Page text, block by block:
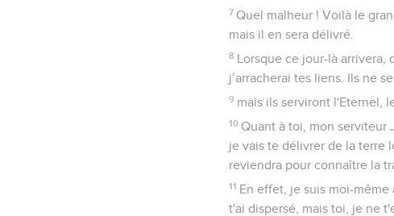
7 Quel malheur ! Voilà le
mais il en sera délivré.
8 Lorsque ce jour-là arrivera,
j’arracherai tes liens. Ils ne
9 mais ils serviront l'Eternel,
10 Quant à toi, mon serviteur
je vais te délivrer de la terre
reviendra pour connaître la
11 En effet, je suis moi-
t'ai dispersé, mais toi, je ne